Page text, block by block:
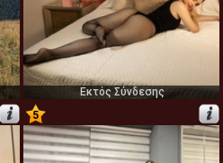
Εκτός Σύνδεσης
5
24